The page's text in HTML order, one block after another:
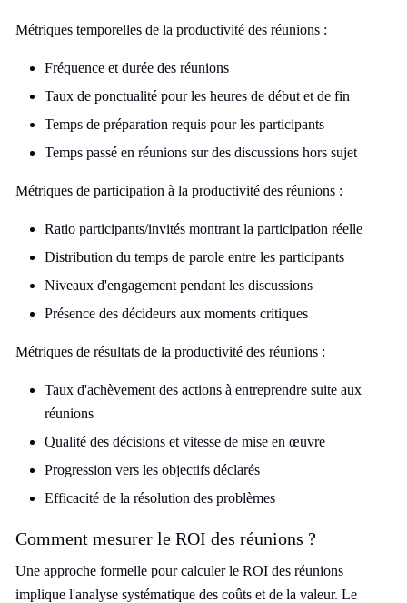
Métriques temporelles de la productivité des réunions :
Fréquence et durée des réunions
Taux de ponctualité pour les heures de début et de fin
Temps de préparation requis pour les participants
Temps passé en réunions sur des discussions hors sujet
Métriques de participation à la productivité des réunions :
Ratio participants/invités montrant la participation réelle
Distribution du temps de parole entre les participants
Niveaux d'engagement pendant les discussions
Présence des décideurs aux moments critiques
Métriques de résultats de la productivité des réunions :
Taux d'achèvement des actions à entreprendre suite aux
réunions
Qualité des décisions et vitesse de mise en œuvre
Progression vers les objectifs déclarés
Efficacité de la résolution des problèmes
Comment mesurer le ROI des réunions ?
Une approche formelle pour calculer le ROI des réunions
implique l'analyse systématique des coûts et de la valeur. Le